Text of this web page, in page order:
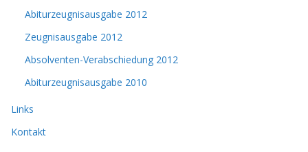
Abiturzeugnisausgabe 2012
Zeugnisausgabe 2012
Absolventen-Verabschiedung 2012
Abiturzeugnisausgabe 2010
Links
Kontakt